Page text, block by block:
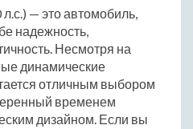
— это автомобиль,
надежность,
Несмотря на
динамические
отличным выбором
временем
дизайном. Если вы